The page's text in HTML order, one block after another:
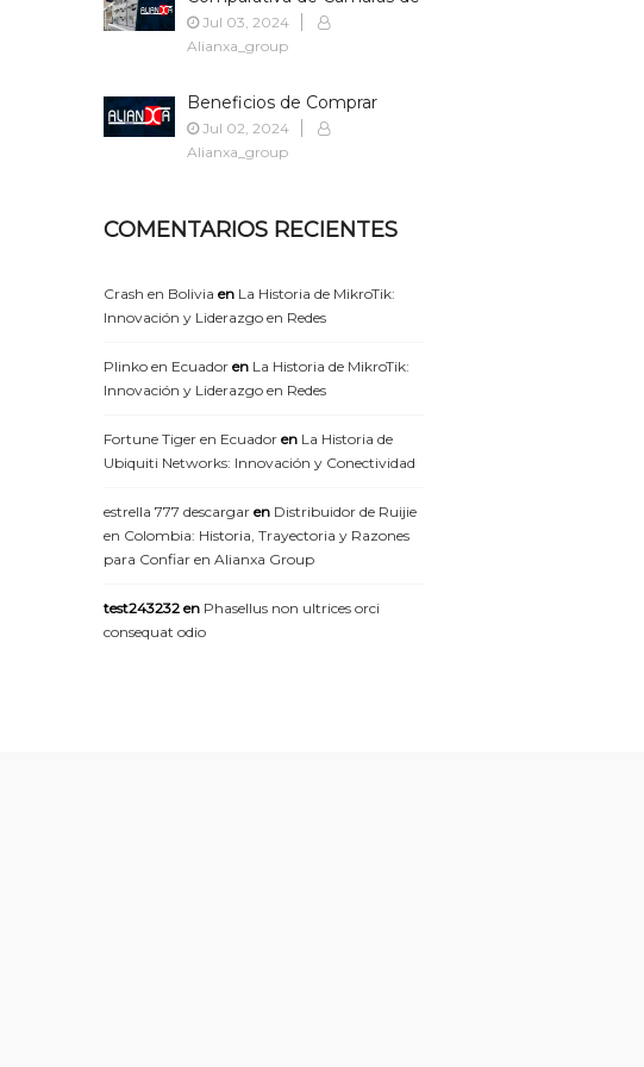
Seguridad: Distribuidores
Autorizados vs. No
Jul 03, 2024
Alianxa_group
Beneficios de Comprar
Cámaras de Seguridad a
Distribuidores Autorizados
Jul 02, 2024
Alianxa_group
COMENTARIOS RECIENTES
Crash en Bolivia en La Historia de MikroTik:
Innovación y Liderazgo en Redes
Plinko en Ecuador en La Historia de MikroTik:
Innovación y Liderazgo en Redes
Fortune Tiger en Ecuador en La Historia de
Ubiquiti Networks: Innovación y Conectividad
estrella 777 descargar en Distribuidor de Ruijie
en Colombia: Historia, Trayectoria y Razones
para Confiar en Alianxa Group
test243232 en Phasellus non ultrices orci
consequat odio